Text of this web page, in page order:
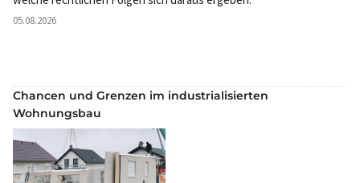
05.08.2026
Chancen und Grenzen im industrialisierten
Wohnungsbau